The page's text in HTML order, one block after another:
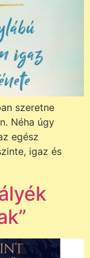
szeretne
Néha úgy
egész
igaz és